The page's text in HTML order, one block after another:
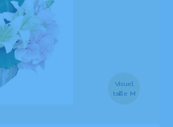
Visuel
taille M